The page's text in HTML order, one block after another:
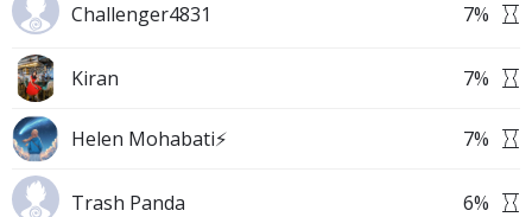
Challenger4831 7%
Kiran 7%
Helen Mohabati⚡ 7%
Trash Panda 6%